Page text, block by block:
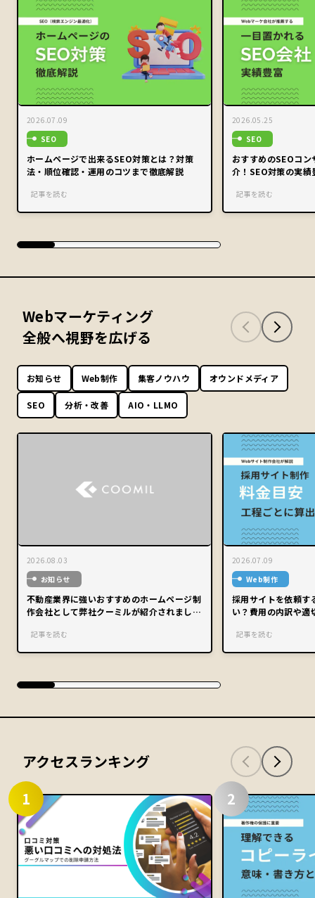
2026.07.09
SEO
ホームページで出来るSEO対策とは？対策
法・順位確認・運用のコツまで徹底解説
記事を読む
2026.05.25
SEO
おすすめのSEOコ
介！SEO対策の実績
記事を読む
Webマーケティング
全般へ視野を広げる
お知らせ Web制作 集客ノウハウ オウンドメディア
SEO 分析・改善 AIO・LLMO
2026.08.03
お知らせ
不動産業界に強いおすすめのホームページ制
作会社として弊社クーミルが紹介されまし
記事を読む
2026.07.09
Web制作
採用サイトを依頼す
い？費用の内訳や適
記事を読む
アクセスランキング
1 2